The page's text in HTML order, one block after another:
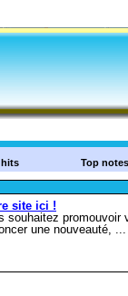
hits Top notes